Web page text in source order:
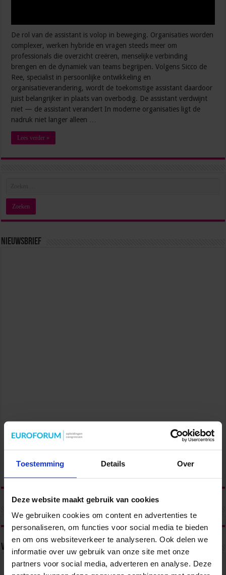
Toestemming Details Over
Deze website maakt gebruik van cookies
We gebruiken cookies om content en advertenties te
personaliseren, om functies voor social media te bieden
en om ons websiteverkeer te analyseren. Ook delen we
informatie over uw gebruik van onze site met onze
partners voor social media, adverteren en analyse. Deze
De rol van de assistant is volop in beweging. Organisaties worden
complexer, werken hybride en vragen steeds meer om
professionals die overzicht creëren, menselijke verbinding
brengen en de dynamiek van teams begrijpen. Volgens Sicco de
Ree, specialist in persoonlijke ontwikkeling en
organisatieverandering, wordt de toekomstige assistant daardoor
juist belangrijker in plaats van overbodig. De assistant verdwijnt
niet — de assistant verandert In moderne organisaties ligt de
nadruk niet langer alleen …
Lees verder »
Nieuwsbrief
Volg ons via